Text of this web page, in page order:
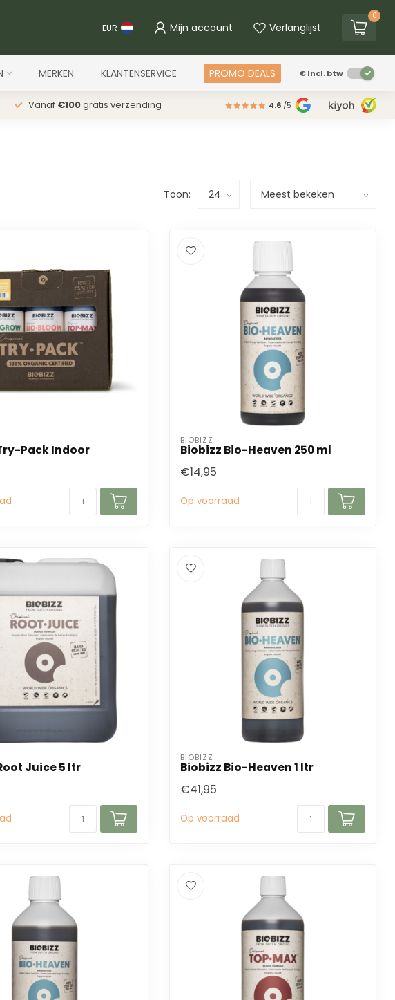
EUR Mijn account Verlanglijst
0
MERKEN KLANTENSERVICE PROMO DEALS €Incl. btw
Vanaf €100gratis verzending 4.6 /5
Toon:
Pack Indoor
BIOBIZZ
Biobizz Bio-Heaven 250 ml
€14,95
Op voorraad
Juice 5 ltr
BIOBIZZ
Biobizz Bio-Heaven 1 ltr
€41,95
Op voorraad